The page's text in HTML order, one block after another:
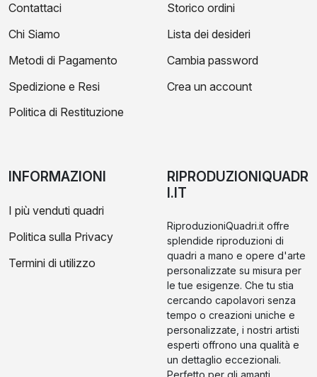
Contattaci
Chi Siamo
Metodi di Pagamento
Spedizione e Resi
Politica di Restituzione
Storico ordini
Lista dei desideri
Cambia password
Crea un account
INFORMAZIONI
I più venduti quadri
Politica sulla Privacy
Termini di utilizzo
RIPRODUZIONIQUADR
I.IT
RiproduzioniQuadri.it offre
splendide riproduzioni di
quadri a mano e opere d'arte
personalizzate su misura per
le tue esigenze. Che tu stia
cercando capolavori senza
tempo o creazioni uniche e
personalizzate, i nostri artisti
esperti offrono una qualità e
un dettaglio eccezionali.